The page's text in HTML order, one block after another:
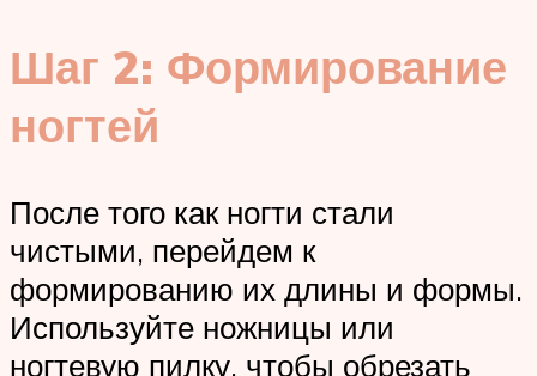
Шаг 2: Формирование
ногтей
После того как ногти стали
чистыми, перейдем к
формированию их длины и формы.
Используйте ножницы или
ногтевую пилку, чтобы обрезать